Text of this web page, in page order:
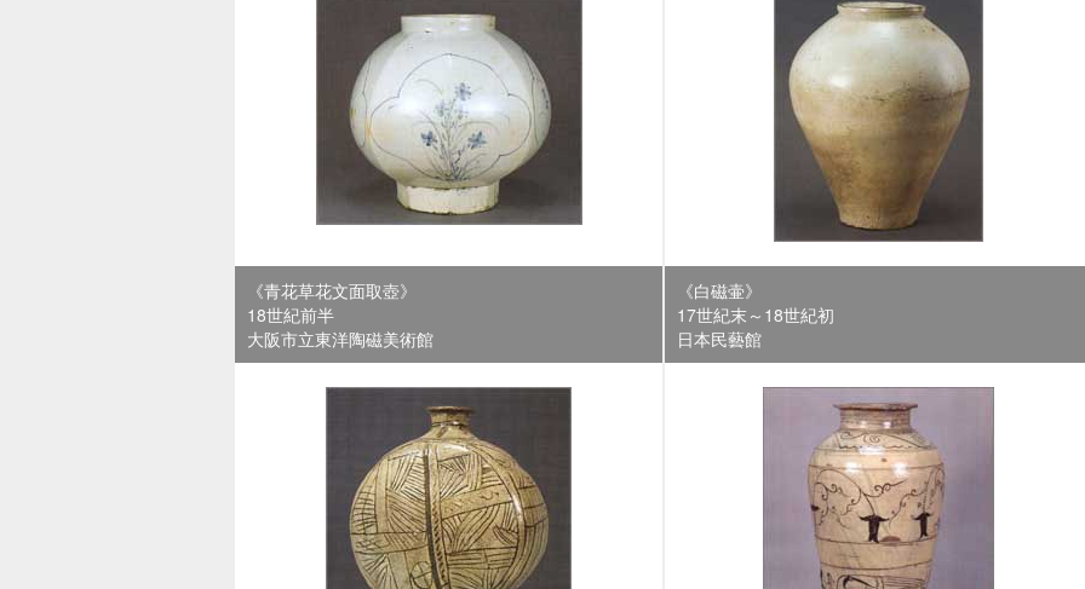
《青花草花文面取壺》
18世紀前半
大阪市立東洋陶磁美術館
《白磁壷》
17世紀末～18世紀初
日本民藝館